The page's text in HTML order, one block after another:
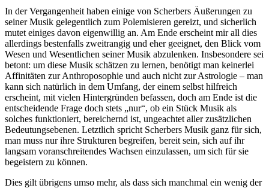
In der Vergangenheit haben einige von Scherbers Äußerungen zu
seiner Musik gelegentlich zum Polemisieren gereizt, und sicherlich
mutet einiges davon eigenwillig an. Am Ende erscheint mir all dies
allerdings bestenfalls zweitrangig und eher geeignet, den Blick vom
Wesen und Wesentlichen seiner Musik abzulenken. Insbesondere sei
betont: um diese Musik schätzen zu lernen, benötigt man keinerlei
Affinitäten zur Anthroposophie und auch nicht zur Astrologie – man
kann sich natürlich in dem Umfang, der einem selbst hilfreich
erscheint, mit vielen Hintergründen befassen, doch am Ende ist die
entscheidende Frage doch stets „nur“, ob ein Stück Musik als
solches funktioniert, bereichernd ist, ungeachtet aller zusätzlichen
Bedeutungsebenen. Letztlich spricht Scherbers Musik ganz für sich,
man muss nur ihre Strukturen begreifen, bereit sein, sich auf ihr
langsam voranschreitendes Wachsen einzulassen, um sich für sie
begeistern zu können.
Dies gilt übrigens umso mehr, als dass sich manchmal ein wenig der